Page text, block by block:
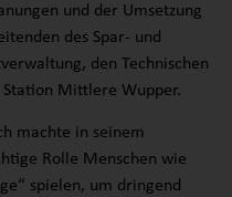
und der Umsetzung
des Spar- und
den Technischen
Mittlere Wupper.
machte in seinem
Rolle Menschen wie
spielen, um dringend